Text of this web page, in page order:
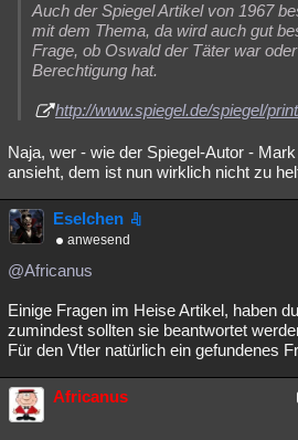
Auch der Spiegel Artikel von 1967
mit dem Thema, da wird auch gut
Frage, ob Oswald der Täter war
Berechtigung hat.
http://www.spiegel.de/spiegel/
Naja, wer - wie der Spiegel-Autor -
ansieht, dem ist nun wirklich nicht zu
Eselchen
anwesend
@Africanus
Einige Fragen im Heise Artikel, haben
zumindest sollten sie beantwortet
Für den Vtler natürlich ein gefundenes
Africanus